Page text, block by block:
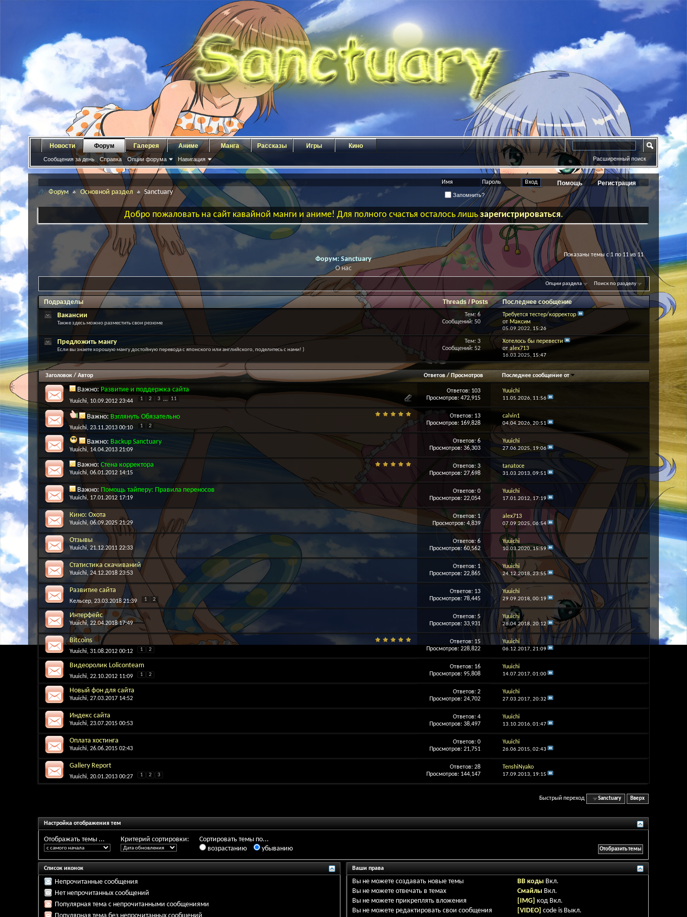
Регистрация
Помощь
Запомнить?
Новости Форум
Сообщения за день Справка Опции форума Навигация
Галерея Аниме Манга Рассказы Игры Кино
Расширенный поиск
Форум Основной раздел Sanctuary
Добро пожаловать на сайт кавайной манги и аниме! Для полного счастья осталось лишьзарегистрироваться.
Показаны темы с 1 по 11 из 11
Форум: Sanctuary
О нас
Опции раздела Поиск по разделу
Подразделы Threads / Posts Последнее сообщение
Вакансии
Также здесь можно разместить свои резюме
Тем: 6
Сообщений: 50
Требуется тестер/корректор
от Максим
05.09.2022, 15:26
Предложить мангу
Если вы знаете хорошую мангу достойную перевода с японского или английского, поделитесь с нами! )
Тем: 3
Сообщений: 52
Хотелось бы перевести
отalex713
16.03.2025, 15:47
Заголовок / Автор Ответов/ Просмотров Последнее сообщение от
Важно: Развитие и поддержка сайта
Yuuichi, 10.09.2012 23:44 1 2 3 ... 11
Ответов: 103
Просмотров: 472,915
Yuuichi
11.05.2026, 11:56
Важно: Взглянуть Обязательно
Yuuichi, 23.11.2013 00:10 1 2
Ответов: 13
Просмотров: 169,828
calvin1
04.04.2026,20:51
Важно: Backup Sanctuary
Yuuichi, 14.04.2013 21:09
Ответов: 6
Просмотров: 36,303
Yuuichi
27.06.2025, 19:06
Важно: Стена корректора
Yuuichi, 06.01.2012 14:15
Ответов: 3
Просмотров: 27,698
tanatoce
31.03.2013,09:51
Важно: Помощь тайперу: Правила переносов
Yuuichi, 17.01.2012 17:19
Ответов: 0
Просмотров: 22,054
Yuuichi
17.01.2012, 17:19
Кино: Охота
Yuuichi, 06.09.2025 21:29
Ответов: 1
Просмотров: 4,839
alex713
07.09.2025,06:54
Отзывы
Yuuichi, 21.12.2011 22:33
Ответов: 6
Просмотров: 60,562
Yuuichi
10.03.2020,15:59
Статистика скачиваний
Yuuichi, 24.12.2018 23:53
Ответов: 1
Просмотров: 22,865
Yuuichi
24.12.2018,23:55
Развитие сайта
Кельсер, 23.03.2018 21:39 1 2
Ответов: 13
Просмотров: 78,445
Yuuichi
29.09.2018,00:19
Интерфейс
Yuuichi, 22.04.2018 17:49
Ответов: 5
Просмотров: 33,931
Yuuichi
26.04.2018,20:12
Bitcoins
Yuuichi, 31.08.2012 00:12 1 2
Ответов: 15
Просмотров: 228,822
Yuuichi
06.12.2017,21:09
Видеоролик Loliconteam
Yuuichi, 22.10.2012 11:09 1 2
Ответов: 16
Просмотров: 95,808
Yuuichi
14.07.2017,01:00
Новый фон для сайта
Yuuichi, 27.03.2017 14:52
Ответов: 2
Просмотров: 24,702
Yuuichi
27.03.2017,20:32
Индекс сайта
Yuuichi, 23.07.2015 00:53
Ответов: 4
Просмотров: 38,497
Yuuichi
13.10.2016,01:47
Оплата хостинга
Yuuichi, 26.06.2015 02:43
Ответов: 0
Просмотров: 21,751
Yuuichi
26.06.2015,02:43
Gallery Report
Yuuichi, 20.01.2013 00:27 1 2 3
Ответов: 28
Просмотров: 144,147
TenshiNyako
17.09.2013, 19:15
Быстрый переход Sanctuary Вверх
Настройка отображения тем
Отображать темы ... Критерий сортировки:
Сортировать темы по...
возрастанию
убыванию
Список иконок
Непрочитанные сообщения
Нет непрочитанных сообщений
Популярная тема с непрочитанными сообщениями
Ваши права
Вы не можетесоздавать новые темы
Вы не можетеотвечать в темах
Вы не можетеприкреплять вложения
Вы не можетередактировать свои сообщения
BB коды Вкл.
Смайлы Вкл.
[IMG] код Вкл.
[VIDEO] code is Выкл.